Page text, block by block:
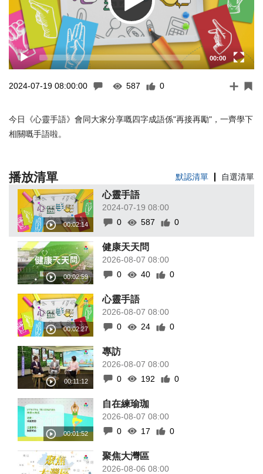
00:00
2024-07-19 08:00:00 587 0
今日《心靈手語》會同大家分享嘅四字成語係"再接再勵"，一齊學下
相關嘅手語啦。
播放清單 默認清單 自選清單
心靈手語
2024-07-19 08:00
0
587 0
健康天天問
2026-08-07 08:00
0
40 0
心靈手語
2026-08-07 08:00
0
24 0
專訪
2026-08-07 08:00
0
192 0
自在練瑜珈
2026-08-07 08:00
0
17 0
聚焦大灣區
2026-08-06 08:00